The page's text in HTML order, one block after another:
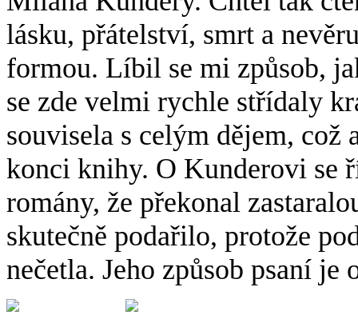
lásku, přátelství, smrt a
formou. Líbil se mi způsob,
se zde velmi rychle střídaly
souvisela s celým dějem, což
konci knihy. O Kunderovi se
romány, že překonal
skutečně podařilo, protože
nečetla. Jeho způsob psaní